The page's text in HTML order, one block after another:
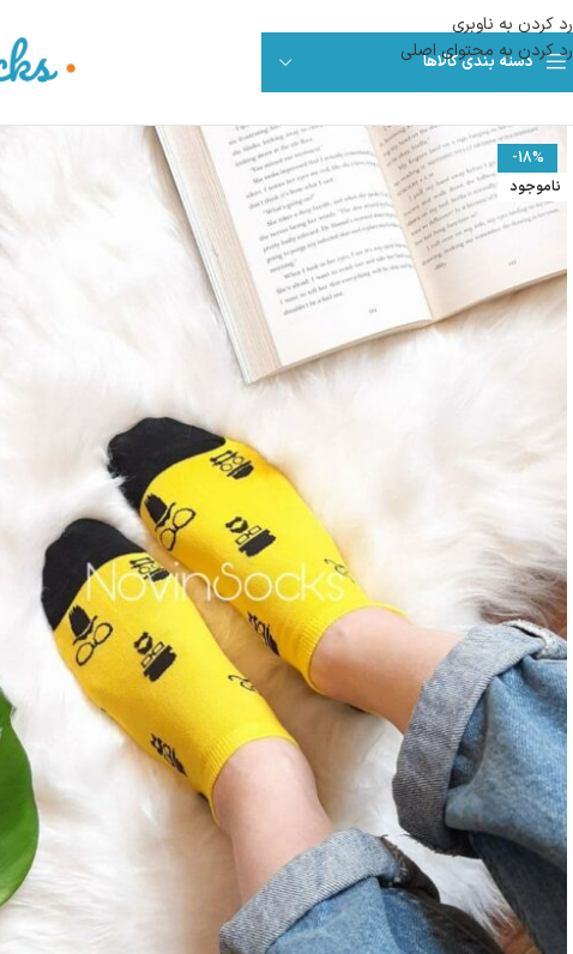
رد کردن به ناوبری
رد کردن به محتوای اصلی
دسته بندی کالاها
-18%
ناموجود